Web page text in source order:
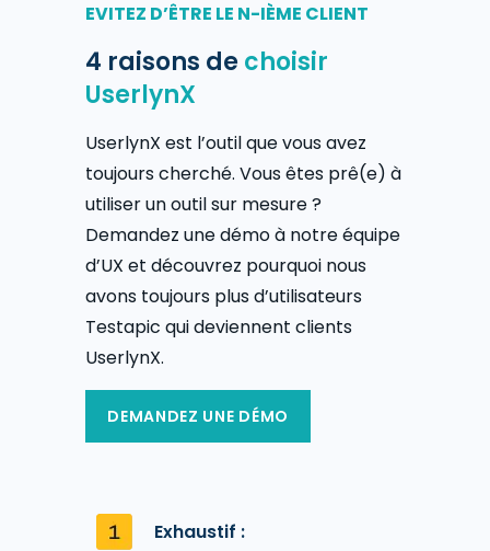
EVITEZ D’ÊTRE LE N-IÈME CLIENT
4 raisons dechoisir
UserlynX
UserlynX est l’outil que vous avez
toujours cherché. Vous êtes prê(e) à
utiliser un outil sur mesure ?
Demandez une démo à notre équipe
d’UX et découvrez pourquoi nous
avons toujours plus d’utilisateurs
Testapic qui deviennent clients
UserlynX.
DEMANDEZ UNE DÉMO
Exhaustif :